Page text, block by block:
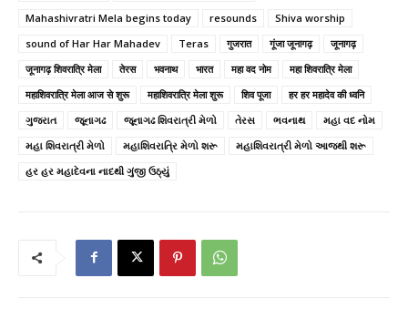
Mahashivratri Mela begins today
resounds
Shiva worship
sound of Har Har Mahadev
Teras गुजरात गूंजा जूनागढ़
जूनागढ़
जूनागढ़ शिवरात्रि मेला
तेरस भवनाथ भारत महा वद नोम
महा शिवरात्रि मेला
महाशिवरात्रि मेला आज से शुरू
महाशिवरात्रि मेला शुरू शिव पूजा
हर हर महादेव की ध्वनि
ગુજરાત
જૂનાગઢ જૂનાગઢ શિવરાત્રી મેળો તેરસ ભવનાથ
મહા વદ નોમ
મહા શિવરાત્રી મેળો
મહાશિવરાત્રિ મેળો શરૂ
મહાશિવરાત્રી મેળો આજથી શરૂ
હર હર મહાદેવના નાદથી ગુંજી ઉઠ્યું